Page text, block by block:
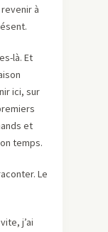
à
là. Et
ici, sur
et
temps.
Le
j’ai